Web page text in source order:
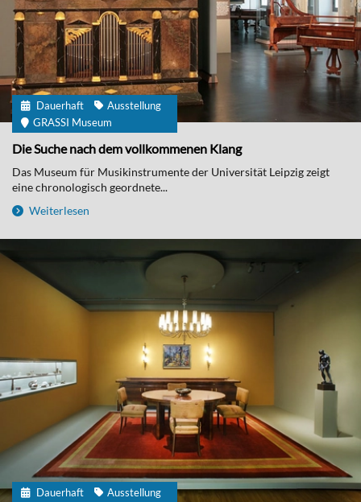
Dauerhaft
Ausstellung
GRASSI Museum
Die Suche nach dem vollkommenen Klang
Das Museum für Musikinstrumente der Universität Leipzig zeigt
eine chronologisch geordnete...
Weiterlesen
Dauerhaft
Ausstellung